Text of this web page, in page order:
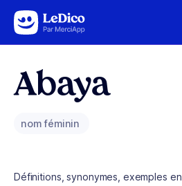
Aller au contenu
Abaya
nom féminin
Définitions, synonymes, exemples